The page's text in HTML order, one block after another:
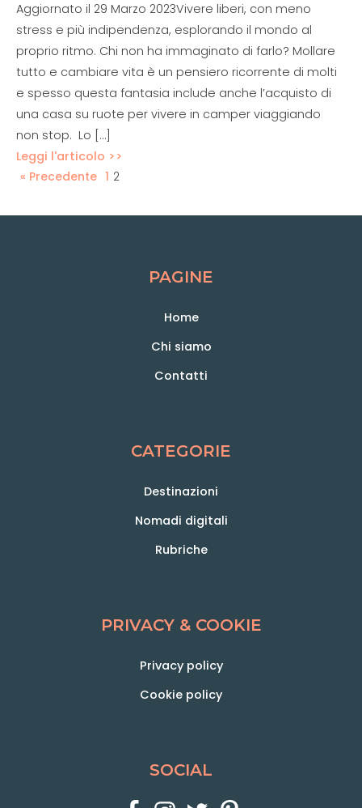
Aggiornato il 29 Marzo 2023Vivere liberi, con meno
stress e più indipendenza, esplorando il mondo al
proprio ritmo. Chi non ha immaginato di farlo? Mollare
tutto e cambiare vita è un pensiero ricorrente di molti
e spesso questa fantasia include anche l’acquisto di
una casa su ruote per vivere in camper viaggiando
non stop. Lo […]
Leggi l'articolo >>
« Precedente 1 2
PAGINE
Home
Chi siamo
Contatti
CATEGORIE
Destinazioni
Nomadi digitali
Rubriche
PRIVACY & COOKIE
Privacy policy
Cookie policy
SOCIAL